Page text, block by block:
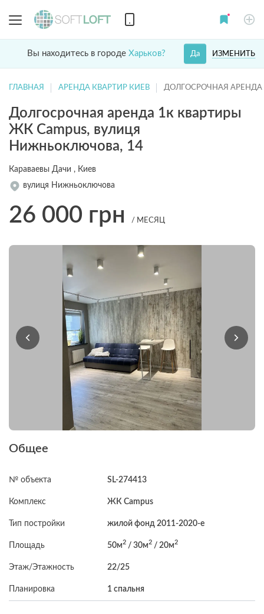
Вы находитесь в городе Харьков? ИЗМЕНИТЬ
Да
ГЛАВНАЯ АРЕНДА КВАРТИР КИЕВ ДОЛГОСРОЧНАЯ АРЕНДА
Долгосрочная аренда 1к квартиры
ЖК Campus, вулиця
Нижньоключова, 14
Караваевы Дачи , Киев
вулиця Нижньоключова
26 000 грн / МЕСЯЦ
Общее
№ объекта SL-274413
Комплекс ЖК Campus
Тип постройки жилой фонд 2011-2020-е
Площадь 50м2 / 30м2 / 20м2
Этаж/Этажность 22/25
Планировка 1 спальня